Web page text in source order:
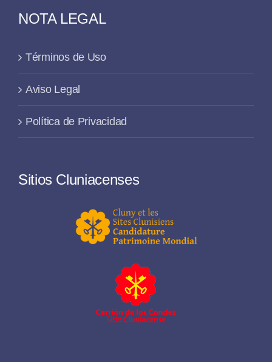
NOTA LEGAL
Términos de Uso
Aviso Legal
Política de Privacidad
Sitios Cluniacenses